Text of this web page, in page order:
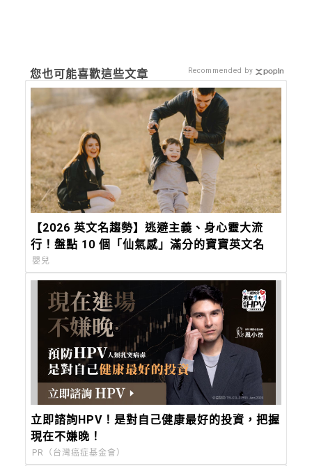
您也可能喜歡這些文章
【2026 英文名趨勢】逃避主義、身心靈大流
行！盤點 10 個「仙氣感」滿分的寶寶英文名
嬰兒
立即諮詢HPV！是對自己健康最好的投資，把握
現在不嫌晚！
PR（台灣癌症基金會）
Recommended by